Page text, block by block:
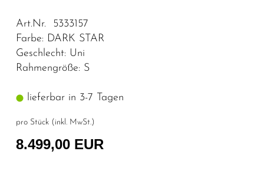
Art.Nr. 5333157
Farbe: DARK STAR
Geschlecht: Uni
Rahmengröße: S
lieferbar in 3-7 Tagen
pro Stück (inkl. MwSt.)
8.499,00 EUR